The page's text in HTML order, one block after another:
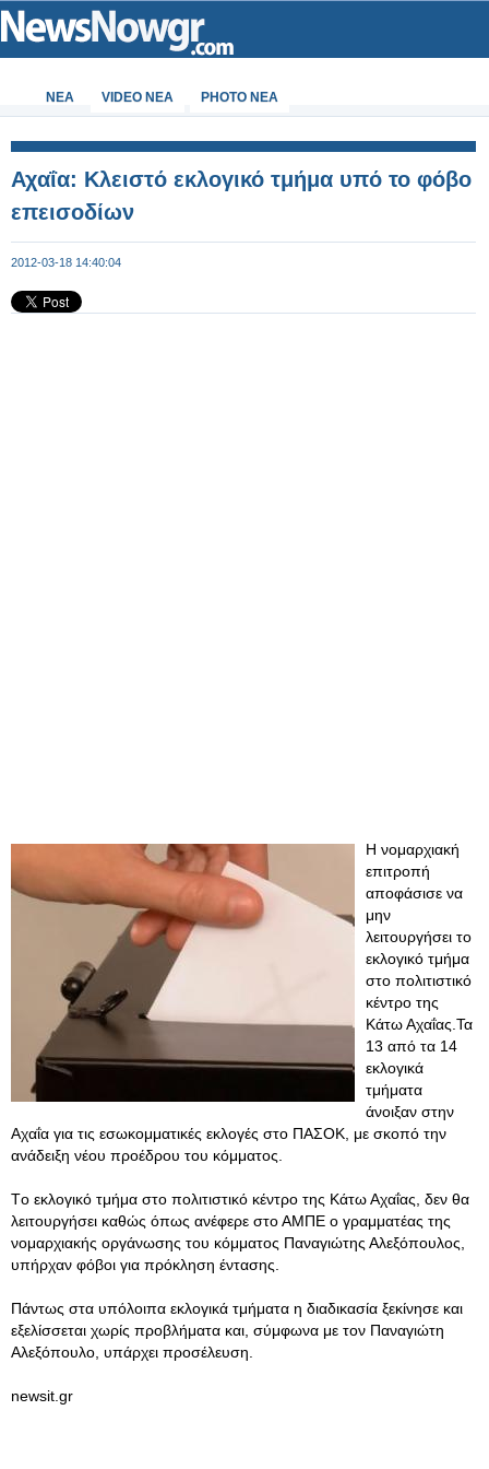
ΝΕΑ VIDEO NEA PHOTO NEA
Αχαΐα: Κλειστό εκλογικό τμήμα υπό το φόβο
επεισοδίων
2012-03-18 14:40:04
Η νομαρχιακή
επιτροπή
αποφάσισε να
μην
λειτουργήσει το
εκλογικό τμήμα
στο πολιτιστικό
κέντρο της
Κάτω Αχαΐας.Τα
13 από τα 14
εκλογικά
τμήματα
άνοιξαν στην
Αχαΐα για τις εσωκομματικές εκλογές στο ΠΑΣΟΚ, με σκοπό την
ανάδειξη νέου προέδρου του κόμματος.
Tο εκλογικό τμήμα στο πολιτιστικό κέντρο της Κάτω Αχαΐας, δεν θα
λειτουργήσει καθώς όπως ανέφερε στο ΑΜΠΕ ο γραμματέας της
νομαρχιακής οργάνωσης του κόμματος Παναγιώτης Αλεξόπουλος,
υπήρχαν φόβοι για πρόκληση έντασης.
Πάντως στα υπόλοιπα εκλογικά τμήματα η διαδικασία ξεκίνησε και
εξελίσσεται χωρίς προβλήματα και, σύμφωνα με τον Παναγιώτη
Αλεξόπουλο, υπάρχει προσέλευση.
newsit.gr